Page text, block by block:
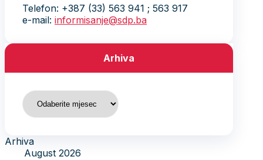
Telefon: +387 (33) 563 941 ; 563 917
e-mail: informisanje@sdp.ba
Arhiva
Arhiva
Arhiva
August 2026